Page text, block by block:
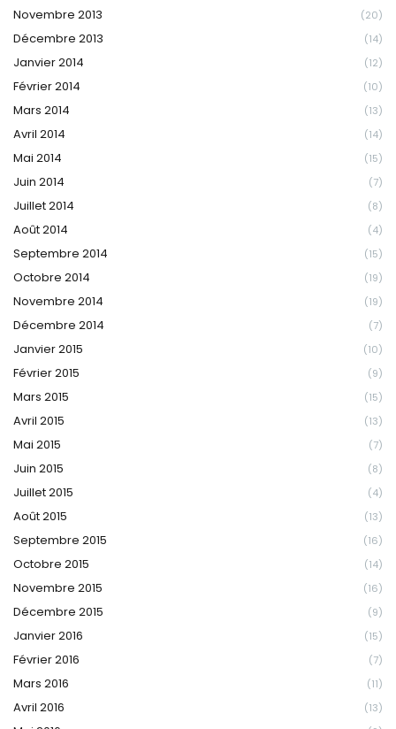
Novembre 2013 (20)
Décembre 2013 (14)
Janvier 2014 (12)
Février 2014 (10)
Mars 2014 (13)
Avril 2014 (14)
Mai 2014 (15)
Juin 2014 (7)
Juillet 2014 (8)
Août 2014 (4)
Septembre 2014 (15)
Octobre 2014 (19)
Novembre 2014 (19)
Décembre 2014 (7)
Janvier 2015 (10)
Février 2015 (9)
Mars 2015 (15)
Avril 2015 (13)
Mai 2015 (7)
Juin 2015 (8)
Juillet 2015 (4)
Août 2015 (13)
Septembre 2015 (16)
Octobre 2015 (14)
Novembre 2015 (16)
Décembre 2015 (9)
Janvier 2016 (15)
Février 2016 (7)
Mars 2016 (11)
Avril 2016 (13)